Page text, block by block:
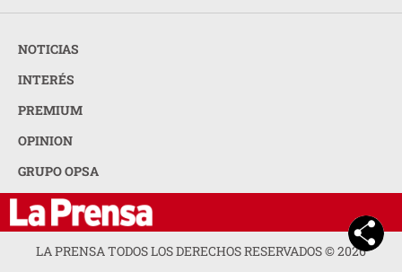
NOTICIAS
INTERÉS
PREMIUM
OPINION
GRUPO OPSA
LA PRENSA TODOS LOS DERECHOS RESERVADOS ©2026